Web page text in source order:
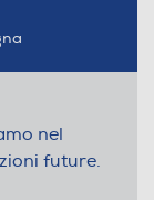
nel
future.